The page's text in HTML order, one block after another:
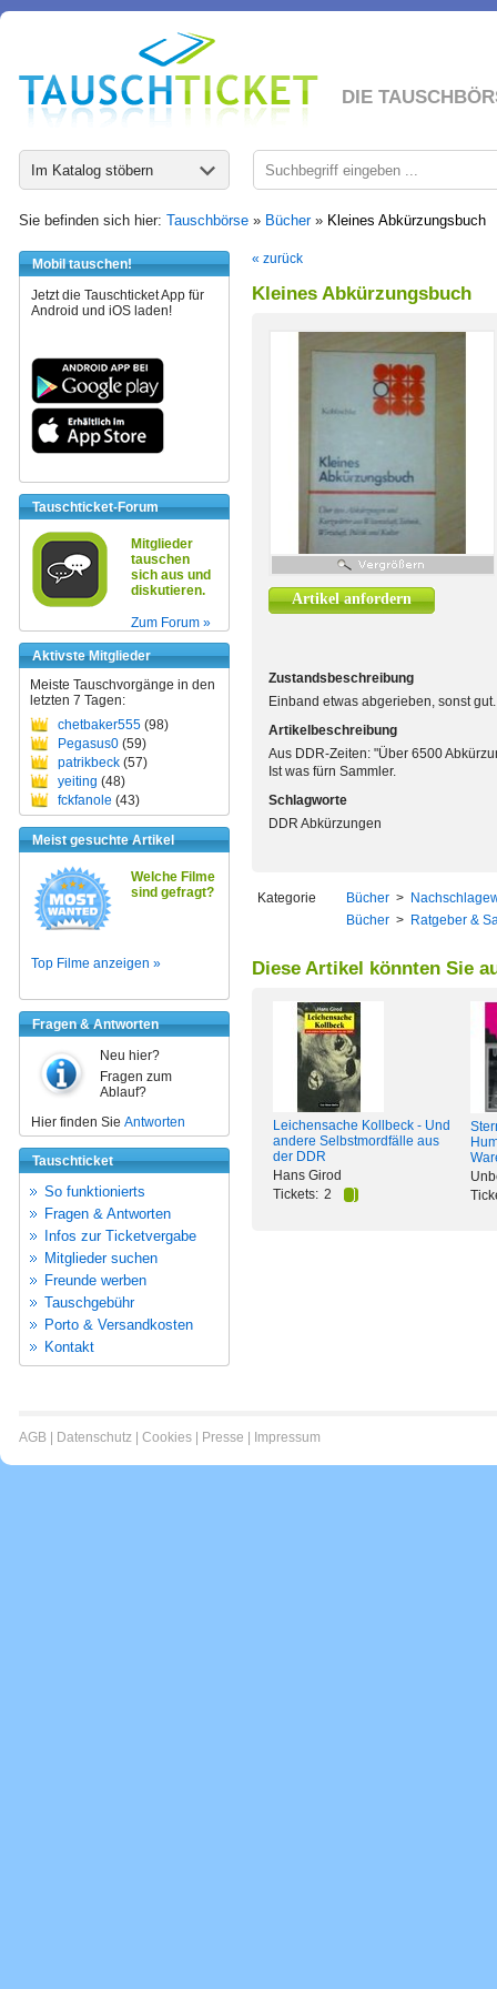
DIE
Im Katalog stöbern
Sie befinden sich hier: Tauschbörse » Bücher» Kleines Abkürzungsbuch
Mobil tauschen!
Jetzt die Tauschticket App für
Android und iOS laden!
Tauschticket-Forum
Mitglieder
tauschen
sich aus und
diskutieren.
Zum Forum »
Aktivste Mitglieder
Meiste Tauschvorgänge in den
letzten 7 Tagen:
chetbaker555 (98)
Pegasus0 (59)
patrikbeck (57)
yeiting (48)
fckfanole (43)
Meist gesuchte Artikel
Welche Filme
sind gefragt?
Top Filme anzeigen »
Fragen & Antworten
Neu hier?
Fragen zum
Ablauf?
Hier finden Sie Antworten
Tauschticket
So funktionierts
Fragen & Antworten
Infos zur Ticketvergabe
Mitglieder suchen
Freunde werben
Tauschgebühr
Porto & Versandkosten
Kontakt
« zurück
Kleines Abkürzungsbuch
Artikel anfordern
Zustandsbeschreibung
Einband etwas abgerieben, sonst gut.
Artikelbeschreibung
Aus DDR-Zeiten: "Über 6500
Ist was fürn Sammler.
Schlagworte
DDR Abkürzungen
Kategorie Bücher >
Bücher > Ratgeber &
Diese Artikel könnten Sie
Leichensache Kollbeck - Und
andere Selbstmordfälle aus
der DDR
Hans Girod
Tickets: 2
AGB Datenschutz Cookies Presse Impressum